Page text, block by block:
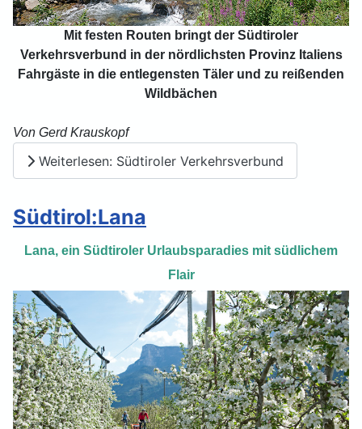
Mit festen Routen bringt der Südtiroler
Verkehrsverbund in der nördlichsten Provinz Italiens
Fahrgäste in die entlegensten Täler und zu reißenden
Wildbächen
Von Gerd Krauskopf
Weiterlesen: Südtiroler Verkehrsverbund
Südtirol:Lana
Lana, ein Südtiroler Urlaubsparadies mit südlichem
Flair